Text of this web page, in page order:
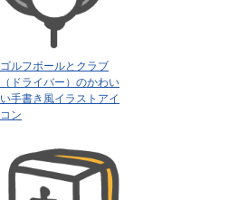
ゴルフボールとクラブ
（ドライバー）のかわい
い手書き風イラストアイ
コン